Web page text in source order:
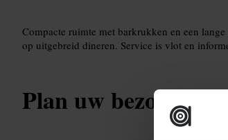
Compacte ruimte met barkrukken en een
op uitgebreid dineren. Service is vlot en
Plan uw bezoek